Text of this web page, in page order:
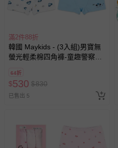
滿2件88折
韓國 Maykids - (3入組)男寶無
螢光輕柔棉四角褲-童趣警察車
64折
$530 $830
已售出 5